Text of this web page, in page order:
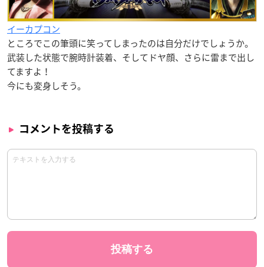
イーカプコン
ところでこの筆頭に笑ってしまったのは自分だけでしょうか。
武装した状態で腕時計装着、そしてドヤ顔、さらに雷まで出し
てますよ！
今にも変身しそう。
コメントを投稿する